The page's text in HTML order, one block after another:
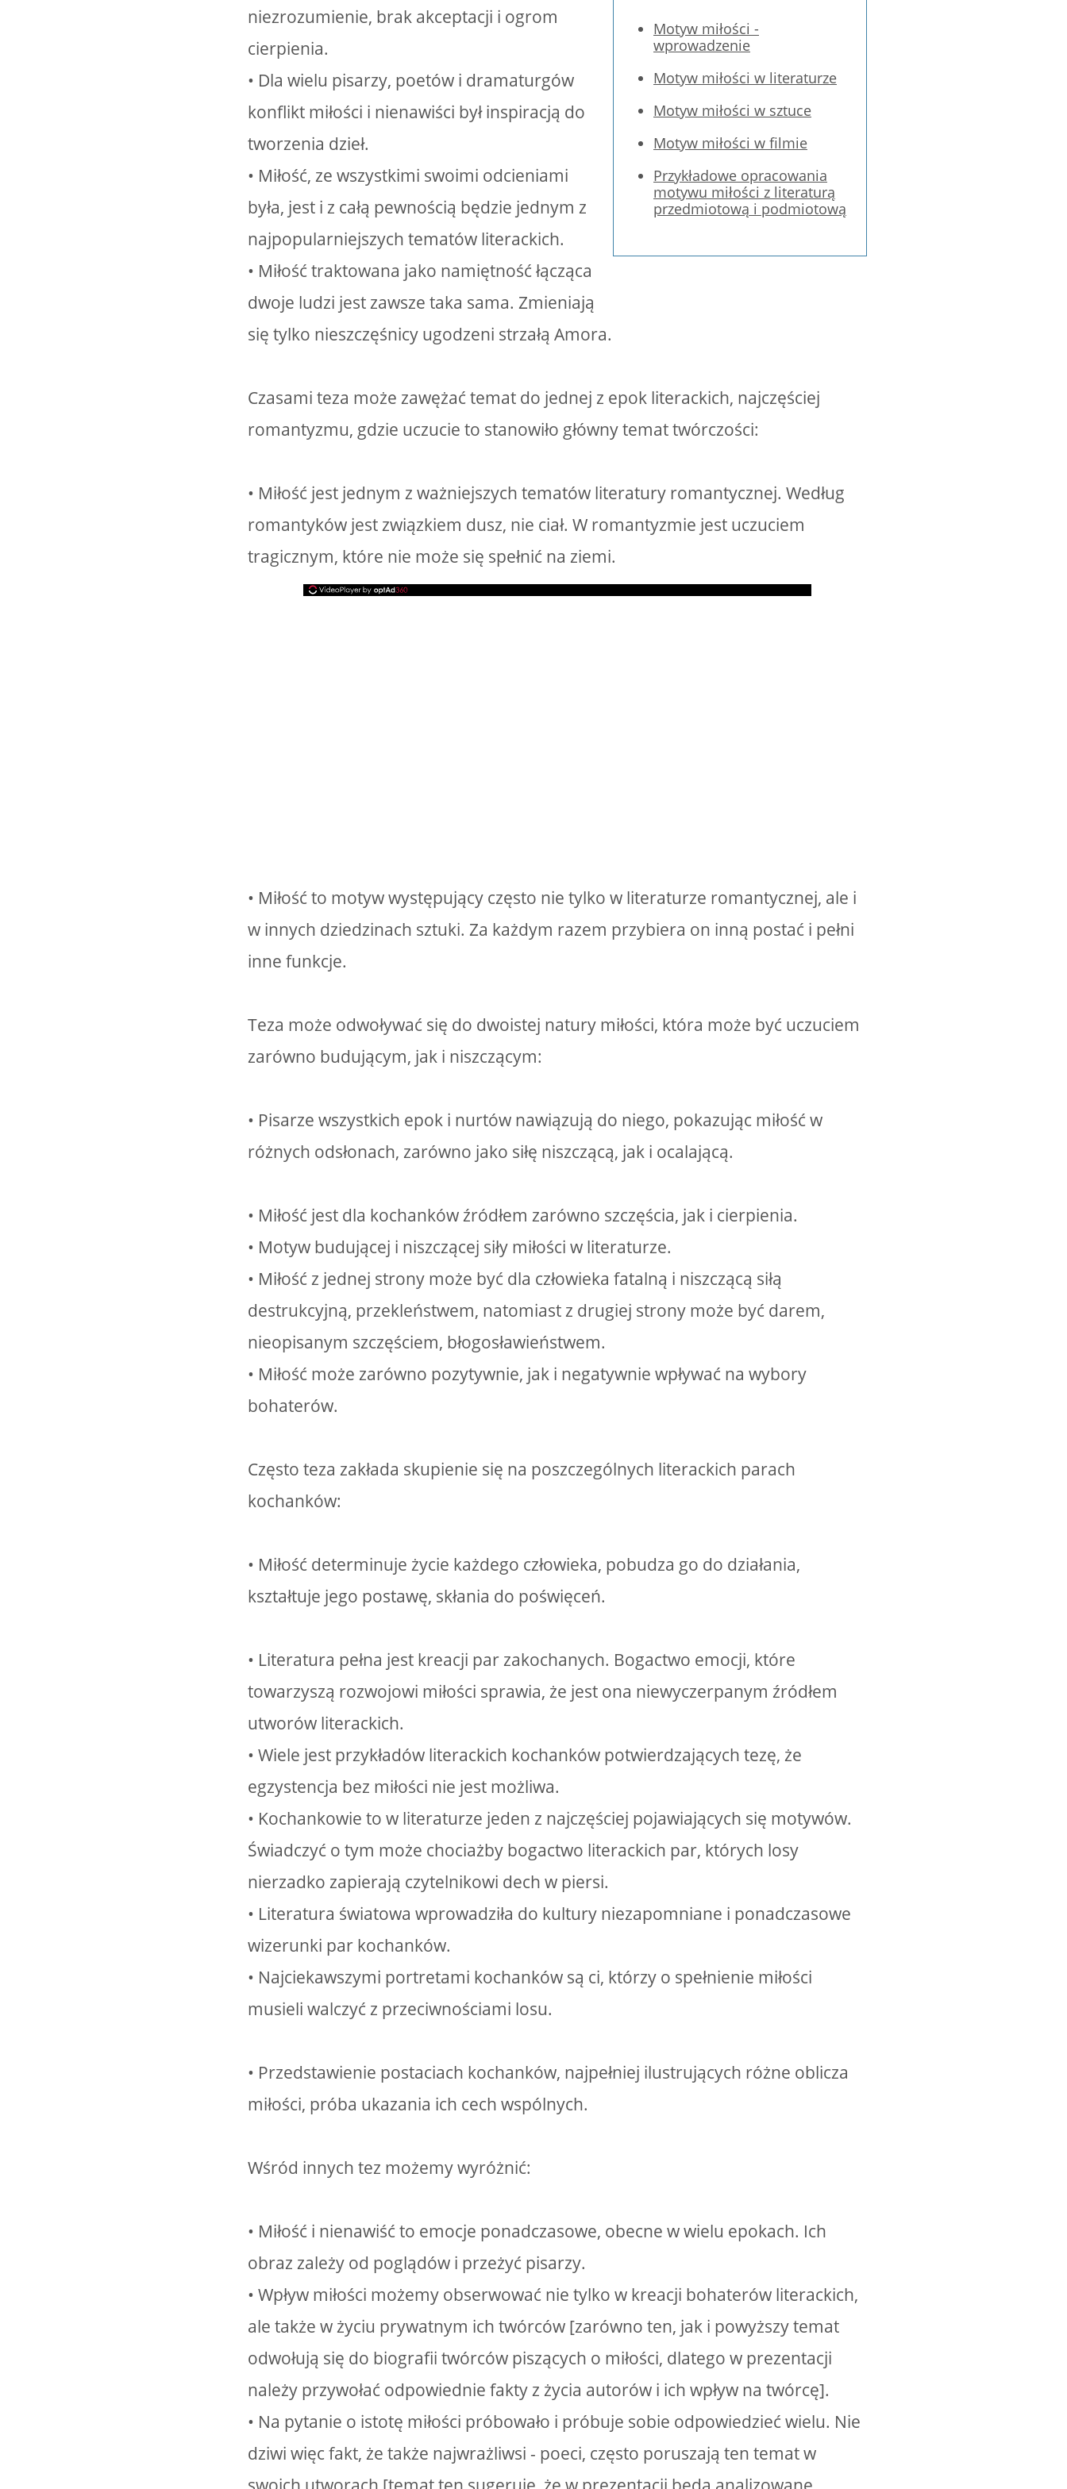
Motyw miłości -
wprowadzenie
Motyw miłości w literaturze
Motyw miłości w sztuce
Motyw miłości w filmie
Przykładowe opracowania
motywu miłości z literaturą
przedmiotową i podmiotową
niezrozumienie, brak akceptacji i ogrom
cierpienia.
• Dla wielu pisarzy, poetów i dramaturgów
konflikt miłości i nienawiści był inspiracją do
tworzenia dzieł.
• Miłość, ze wszystkimi swoimi odcieniami
była, jest i z całą pewnością będzie jednym z
najpopularniejszych tematów literackich.
• Miłość traktowana jako namiętność łącząca
dwoje ludzi jest zawsze taka sama. Zmieniają
się tylko nieszczęśnicy ugodzeni strzałą Amora.
Czasami teza może zawężać temat do jednej z epok literackich, najczęściej
romantyzmu, gdzie uczucie to stanowiło główny temat twórczości:
• Miłość jest jednym z ważniejszych tematów literatury romantycznej. Według
romantyków jest związkiem dusz, nie ciał. W romantyzmie jest uczuciem
tragicznym, które nie może się spełnić na ziemi.
• Miłość to motyw występujący często nie tylko w literaturze romantycznej, ale i
w innych dziedzinach sztuki. Za każdym razem przybiera on inną postać i pełni
inne funkcje.
Teza może odwoływać się do dwoistej natury miłości, która może być uczuciem
zarówno budującym, jak i niszczącym:
• Pisarze wszystkich epok i nurtów nawiązują do niego, pokazując miłość w
różnych odsłonach, zarówno jako siłę niszczącą, jak i ocalającą.
• Miłość jest dla kochanków źródłem zarówno szczęścia, jak i cierpienia.
• Motyw budującej i niszczącej siły miłości w literaturze.
• Miłość z jednej strony może być dla człowieka fatalną i niszczącą siłą
destrukcyjną, przekleństwem, natomiast z drugiej strony może być darem,
nieopisanym szczęściem, błogosławieństwem.
• Miłość może zarówno pozytywnie, jak i negatywnie wpływać na wybory
bohaterów.
Często teza zakłada skupienie się na poszczególnych literackich parach
kochanków:
• Miłość determinuje życie każdego człowieka, pobudza go do działania,
kształtuje jego postawę, skłania do poświęceń.
• Literatura pełna jest kreacji par zakochanych. Bogactwo emocji, które
towarzyszą rozwojowi miłości sprawia, że jest ona niewyczerpanym źródłem
utworów literackich.
• Wiele jest przykładów literackich kochanków potwierdzających tezę, że
egzystencja bez miłości nie jest możliwa.
• Kochankowie to w literaturze jeden z najczęściej pojawiających się motywów.
Świadczyć o tym może chociażby bogactwo literackich par, których losy
nierzadko zapierają czytelnikowi dech w piersi.
• Literatura światowa wprowadziła do kultury niezapomniane i ponadczasowe
wizerunki par kochanków.
• Najciekawszymi portretami kochanków są ci, którzy o spełnienie miłości
musieli walczyć z przeciwnościami losu.
• Przedstawienie postaciach kochanków, najpełniej ilustrujących różne oblicza
miłości, próba ukazania ich cech wspólnych.
Wśród innych tez możemy wyróżnić:
• Miłość i nienawiść to emocje ponadczasowe, obecne w wielu epokach. Ich
obraz zależy od poglądów i przeżyć pisarzy.
• Wpływ miłości możemy obserwować nie tylko w kreacji bohaterów literackich,
ale także w życiu prywatnym ich twórców [zarówno ten, jak i powyższy temat
odwołują się do biografii twórców piszących o miłości, dlatego w prezentacji
należy przywołać odpowiednie fakty z życia autorów i ich wpływ na twórcę].
• Na pytanie o istotę miłości próbowało i próbuje sobie odpowiedzieć wielu. Nie
dziwi więc fakt, że także najwrażliwsi - poeci, często poruszają ten temat w